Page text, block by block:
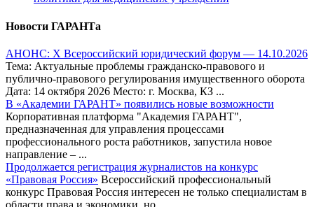
Новости ГАРАНТа
АНОНС: Х Всероссийский юридический форум — 14.10.2026
Тема: Актуальные проблемы гражданско-правового и
публично-правового регулирования имущественного оборота
Дата: 14 октября 2026 Место: г. Москва, КЗ ...
В «Академии ГАРАНТ» появились новые возможности
Корпоративная платформа "Академия ГАРАНТ",
предназначенная для управления процессами
профессионального роста работников, запустила новое
направление – ...
Продолжается регистрация журналистов на конкурс
«Правовая Россия» Всероссийский профессиональный
конкурс Правовая Россия интересен не только специалистам в
области права и экономики, но ...